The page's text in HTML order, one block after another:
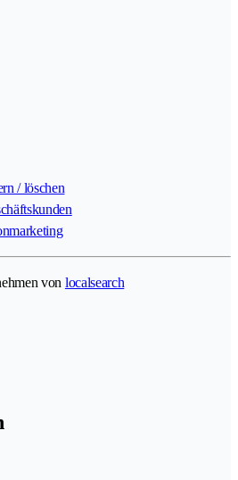
/ löschen
von localsearch